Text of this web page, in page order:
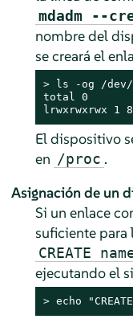
mdadm --
nombre del
se creará el
> ls -og /dev/
total 0
lrwxrwxrwx 1
El dispositivo
en /proc .
Asignación de un
Si un enlace
suficiente para
CREATE
ejecutando el
> echo